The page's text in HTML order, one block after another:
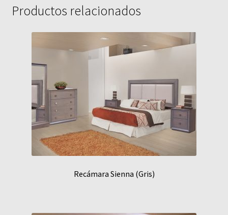
Productos relacionados
Recámara Sienna (Gris)